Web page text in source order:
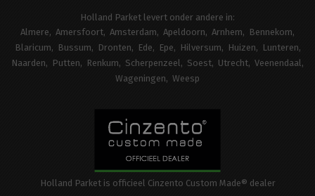
Holland Parket levert onder andere in:
Almere
Amersfoort Amsterdam Apeldoorn Arnhem
Bennekom
Blaricum
Bussum Dronten Ede Epe Hilversum Huizen
Lunteren
Naarden
Putten Renkum Scherpenzeel Soest Utrecht Veenendaal
Wageningen
Weesp
Holland Parket is officieel Cinzento Custom Made® dealer